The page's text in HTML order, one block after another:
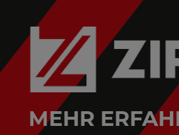
MEHR